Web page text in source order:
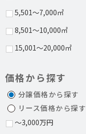
5,501～7,000㎡
8,501～10,000㎡
15,001～20,000㎡
価格から探す
分譲価格から探す
リース価格から探す
～3,000万円